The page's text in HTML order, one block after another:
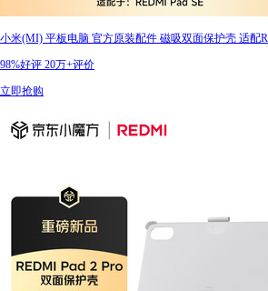
小米(MI) 平板电脑 官方原装配件 磁吸双面保护壳 适配
98%好评 20万+评价
立即抢购